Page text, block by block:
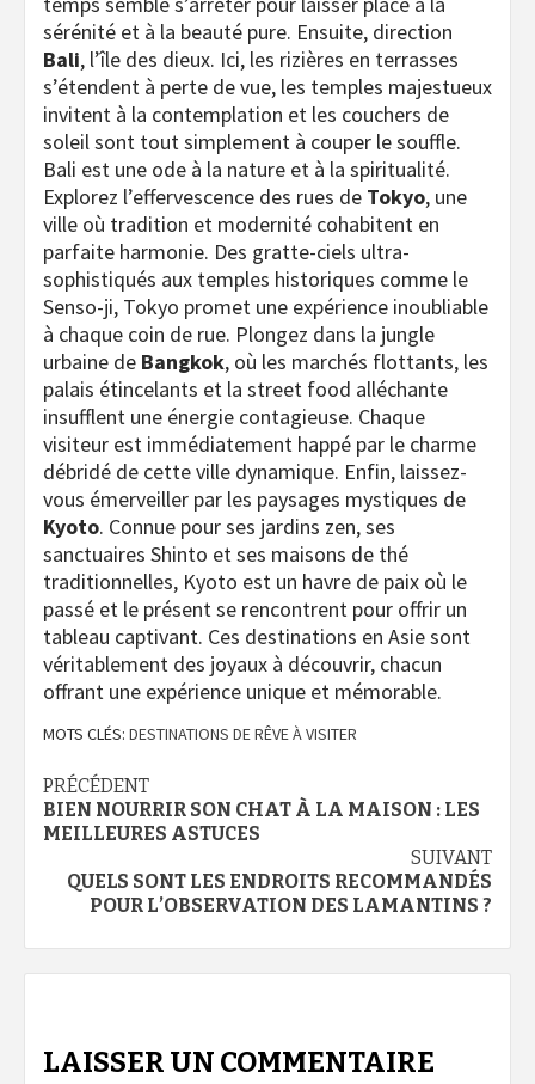
sérénité et à la beauté pure. Ensuite, direction
Bali, l’île des dieux. Ici, les rizières en terrasses
s’étendent à perte de vue, les temples majestueux
invitent à la contemplation et les couchers de
soleil sont tout simplement à couper le souffle.
Bali est une ode à la nature et à la spiritualité.
Explorez l’effervescence des rues de Tokyo, une
ville où tradition et modernité cohabitent en
parfaite harmonie. Des gratte-ciels ultra-
sophistiqués aux temples historiques comme le
Senso-ji, Tokyo promet une expérience inoubliable
à chaque coin de rue. Plongez dans la jungle
urbaine de Bangkok, où les marchés flottants, les
palais étincelants et la street food alléchante
insufflent une énergie contagieuse. Chaque
visiteur est immédiatement happé par le charme
débridé de cette ville dynamique. Enfin, laissez-
vous émerveiller par les paysages mystiques de
Kyoto. Connue pour ses jardins zen, ses
sanctuaires Shinto et ses maisons de thé
traditionnelles, Kyoto est un havre de paix où le
passé et le présent se rencontrent pour offrir un
tableau captivant. Ces destinations en Asie sont
véritablement des joyaux à découvrir, chacun
offrant une expérience unique et mémorable.
MOTS CLÉS: DESTINATIONS DE RÊVE À VISITER
Navigation
d’article
PRÉCÉDENT
BIEN NOURRIR SON CHAT À LA MAISON : LES
MEILLEURES ASTUCES
SUIVANT
QUELS SONT LES ENDROITS RECOMMANDÉS
POUR L’OBSERVATION DES LAMANTINS ?
LAISSER UN COMMENTAIRE